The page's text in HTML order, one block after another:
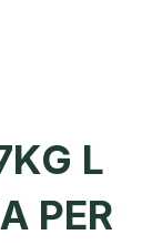
L
PER